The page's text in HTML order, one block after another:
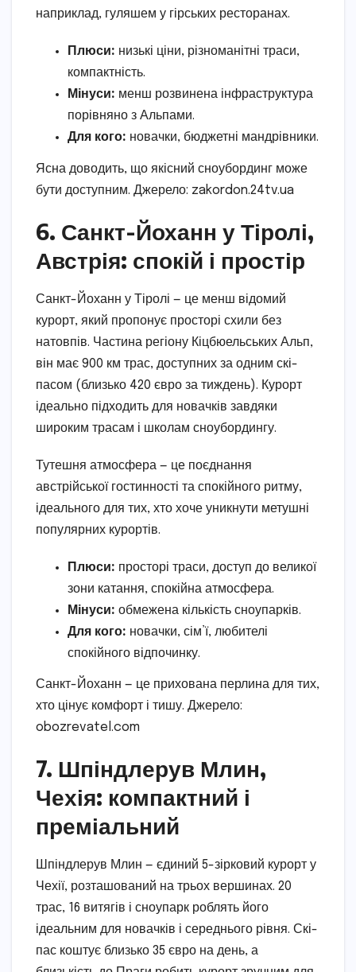
наприклад, гуляшем у гірських ресторанах.
Плюси: низькі ціни, різноманітні траси,
компактність.
Мінуси: менш розвинена інфраструктура
порівняно з Альпами.
Для кого: новачки, бюджетні мандрівники.
Ясна доводить, що якісний сноубординг може
бути доступним. Джерело: zakordon.24tv.ua
6. Санкт-Йоханн у Тіролі,
Австрія: спокій і простір
Санкт-Йоханн у Тіролі — це менш відомий
курорт, який пропонує просторі схили без
натовпів. Частина регіону Кіцбюельських Альп,
він має 900 км трас, доступних за одним скі-
пасом (близько 420 євро за тиждень). Курорт
ідеально підходить для новачків завдяки
широким трасам і школам сноубордингу.
Тутешня атмосфера — це поєднання
австрійської гостинності та спокійного ритму,
ідеального для тих, хто хоче уникнути метушні
популярних курортів.
Плюси: просторі траси, доступ до великої
зони катання, спокійна атмосфера.
Мінуси: обмежена кількість сноупарків.
Для кого: новачки, сім’ї, любителі
спокійного відпочинку.
Санкт-Йоханн — це прихована перлина для тих,
хто цінує комфорт і тишу. Джерело:
obozrevatel.com
7. Шпіндлерув Млин,
Чехія: компактний і
преміальний
Шпіндлерув Млин — єдиний 5-зірковий курорт у
Чехії, розташований на трьох вершинах. 20
трас, 16 витягів і сноупарк роблять його
ідеальним для новачків і середнього рівня. Скі-
пас коштує близько 35 євро на день, а